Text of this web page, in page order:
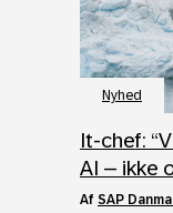
Nyhed
It‑chef:
AI – ikke
af SAP